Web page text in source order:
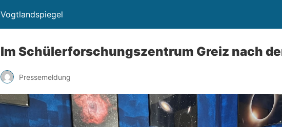
Vogtlandspiegel
Im Schülerforschungszentrum Greiz nach
Pressemeldung